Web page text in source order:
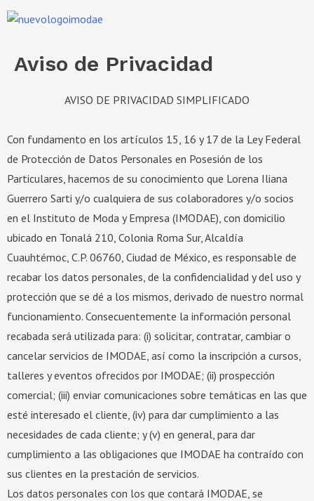
Aviso de Privacidad
AVISO DE PRIVACIDAD SIMPLIFICADO
Con fundamento en los artículos 15, 16 y 17 de la Ley Federal
de Protección de Datos Personales en Posesión de los
Particulares, hacemos de su conocimiento que Lorena Iliana
Guerrero Sarti y/o cualquiera de sus colaboradores y/o socios
en el Instituto de Moda y Empresa (IMODAE), con domicilio
ubicado en Tonalá 210, Colonia Roma Sur, Alcaldía
Cuauhtémoc, C.P. 06760, Ciudad de México, es responsable de
recabar los datos personales, de la confidencialidad y del uso y
protección que se dé a los mismos, derivado de nuestro normal
funcionamiento. Consecuentemente la información personal
recabada será utilizada para: (i) solicitar, contratar, cambiar o
cancelar servicios de IMODAE, así como la inscripción a cursos,
talleres y eventos ofrecidos por IMODAE; (ii) prospección
comercial; (iii) enviar comunicaciones sobre temáticas en las que
esté interesado el cliente, (iv) para dar cumplimiento a las
necesidades de cada cliente; y (v) en general, para dar
cumplimiento a las obligaciones que IMODAE ha contraído con
sus clientes en la prestación de servicios.
Los datos personales con los que contará IMODAE, se